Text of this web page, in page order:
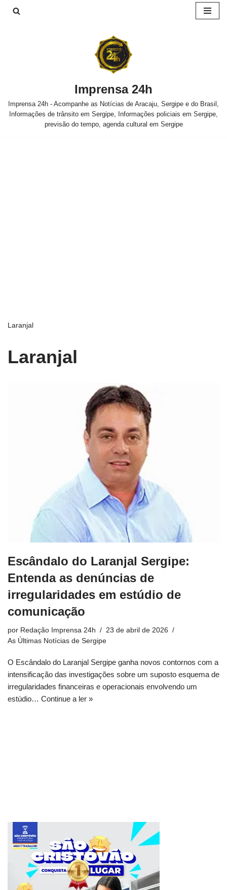
Imprensa 24h
Imprensa 24h - Acompanhe as Notícias de Aracaju, Sergipe e do Brasil,
Informações de trânsito em Sergipe, Informações policiais em Sergipe,
previsão do tempo, agenda cultural em Sergipe
Laranjal
Laranjal
Escândalo do Laranjal Sergipe:
Entenda as denúncias de
irregularidades em estúdio de
comunicação
por Redação Imprensa 24h
23 de abril de 2026
As Últimas Notícias de Sergipe
O Escândalo do Laranjal Sergipe ganha novos contornos com a
intensificação das investigações sobre um suposto esquema de
irregularidades financeiras e operacionais envolvendo um
estúdio… Continue a ler »